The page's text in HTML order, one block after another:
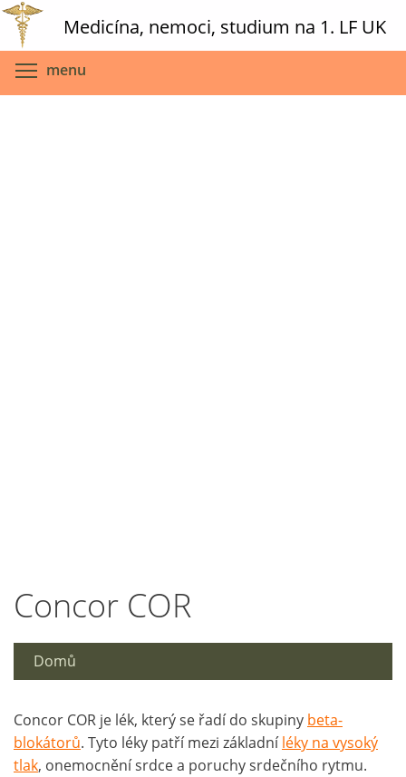
Skip
main
content
Medicína, nemoci, studium na 1. LF UK
menu
Concor COR
Domů
Concor COR je lék, který se řadí do skupiny beta-
blokátorů. Tyto léky patří mezi základníléky na vysoký
tlak, onemocnění srdce a poruchy srdečního rytmu.